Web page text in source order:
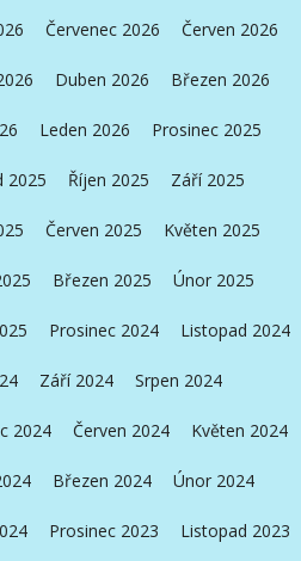
Červenec 2026 Červen 2026
Duben 2026 Březen 2026
Leden 2026 Prosinec 2025
2025 Říjen 2025 Září 2025
Červen 2025 Květen 2025
Březen 2025 Únor 2025
Prosinec 2024 Listopad 2024
Září 2024 Srpen 2024
2024 Červen 2024 Květen 2024
Březen 2024 Únor 2024
Prosinec 2023 Listopad 2023